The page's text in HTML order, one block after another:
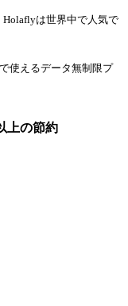
は世界中で人気で
使えるデータ無制限プ
上の節約